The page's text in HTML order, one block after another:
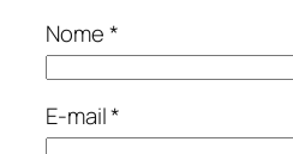
Nome*
E-mail*